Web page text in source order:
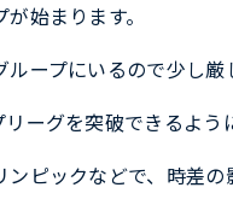
始まります。
ープにいるので少し
リーグを突破できるよ
ンピックなどで、時差